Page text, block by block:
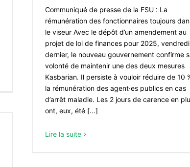
Communiqué de presse de la FSU : La
rémunération des fonctionnaires toujours
le viseur Avec le dépôt d’un amendement au
projet de loi de finances pour 2025, vendredi
dernier, le nouveau gouvernement confirme
volonté de maintenir une des deux mesures
Kasbarian. Il persiste à vouloir réduire de 10
la rémunération des agent·es publics en cas
d’arrêt maladie. Les 2 jours de carence en
ont, eux, été [...]
Lire la suite